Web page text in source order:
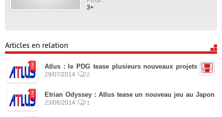
3+
Articles en relation
Atlus : le PDG tease plusieurs nouveaux projets
29/07/2014 2
Etrian Odyssey : Atlus tease un nouveau jeu au Japon
23/06/2014 1